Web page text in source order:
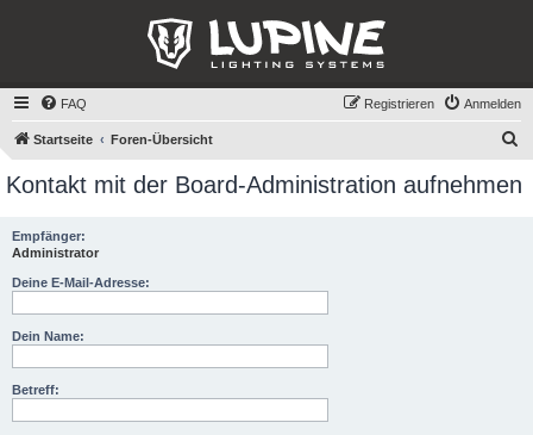
FAQ Anmelden
Registrieren
Startseite Foren-Übersicht
c
Kontakt mit der Board-Administration aufnehmen
Empfänger:
Administrator
Deine E-Mail-Adresse:
Dein Name:
Betreff: